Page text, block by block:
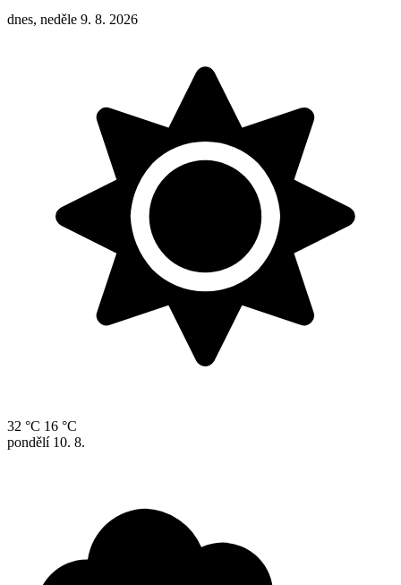
dnes, neděle 9. 8. 2026
32 °C 16 °C
pondělí 10. 8.